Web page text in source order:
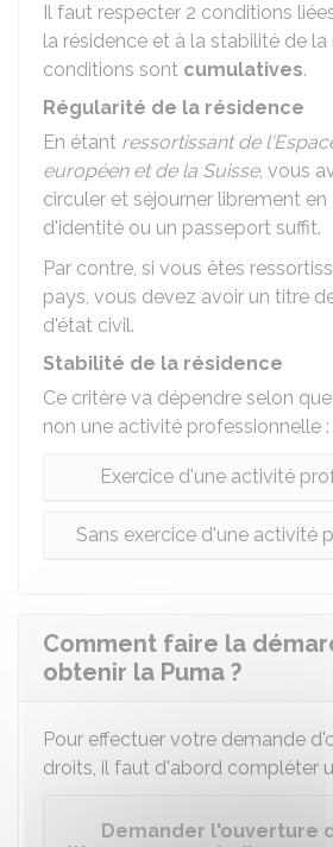
Il faut respecter 2 conditions
la résidence et à la stabilité de la
conditions sont cumulatives.
Régularité de la résidence
En étant ressortissant de
européen et de la Suisse, vous
circuler et séjourner librement en
d'identité ou un passeport suffit.
Par contre, si vous êtes
pays, vous devez avoir un titre
d'état civil.
Stabilité de la résidence
Ce critère va dépendre selon
non une activité professionnelle :
Exercice d'une activité
Sans exercice d'une activité
Comment faire la
obtenir la Puma ?
Pour effectuer votre demande
droits, il faut d'abord compléter
Demander l'ouverture